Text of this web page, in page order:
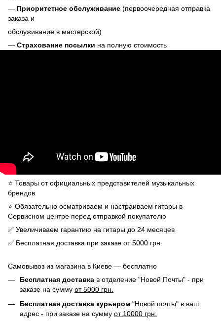
— Приоритетное обслуживание (первоочередная отправка
заказа и
обслуживание в мастерской)
— Страхование посылки на полную стоимость
⭐️ Товары от официальных представителей музыкальных
брендов
⭐️ Обязательно осматриваем и настраиваем гитары в
Сервисном центре перед отправкой покупателю
✅ Увеличиваем гарантию на гитары до 24 месяцев
✅ Бесплатная доставка при заказе от 5000 грн.
Самовывоз из магазина в Киеве — бесплатно
Бесплатная доставка в отделение "Новой Почты" - при
заказе на сумму от 5000 грн.
Бесплатная доставка курьером "Новой почты" в ваш
адрес - при заказе на сумму от 10000 грн.